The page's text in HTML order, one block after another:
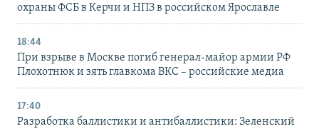
охраны ФСБ в Керчи и НПЗ в российском Ярославле
18:44
При взрыве в Москве погиб генерал-майор армии РФ
Плохотнюк и зять главкома ВКС – российские медиа
17:40
Разработка баллистики и антибаллистики: Зеленский